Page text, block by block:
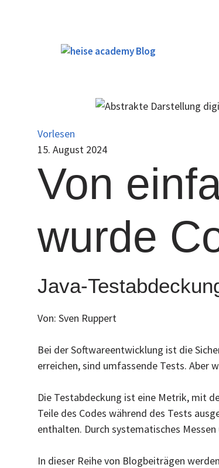
Vorlesen
15. August 2024
Von
wurde
Java-
Von: Sven Ruppert
Bei der Softwareentwicklung ist die
erreichen, sind umfassende Tests. Aber
Die Testabdeckung ist eine Metrik, mit
Teile des Codes während des Tests
enthalten. Durch systematisches
In dieser Reihe von Blogbeiträgen